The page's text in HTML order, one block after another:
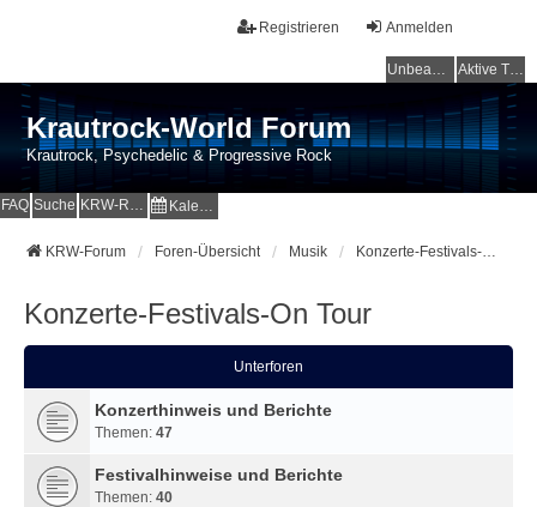
Anmelden
Registrieren
Unbeantwortete Themen Aktive Themen
Krautrock-World Forum
Krautrock, Psychedelic & Progressive Rock
FAQ Suche KRW-Radio Kalender
KRW-Forum Foren-Übersicht Musik Konzerte-Festivals-On Tour
Konzerte-Festivals-On Tour
Unterforen
Konzerthinweis und Berichte
Themen: 47
Festivalhinweise und Berichte
Themen: 40